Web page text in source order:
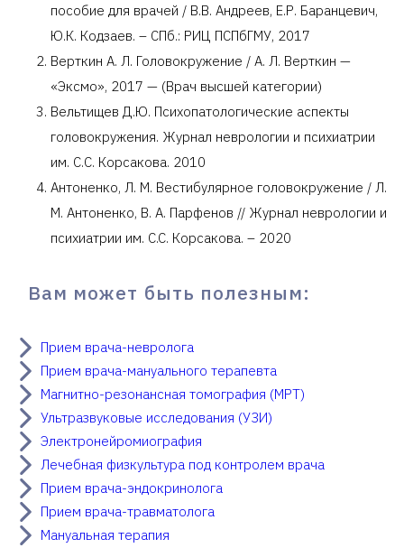
пособие для врачей / В.В. Андреев, Е.Р. Баранцевич,
Ю.К. Кодзаев. – СПб.: РИЦ ПСПбГМУ, 2017
Верткин А. Л. Головокружение / А. Л. Верткин —
«Эксмо», 2017 — (Врач высшей категории)
Вельтищев Д.Ю. Психопатологические аспекты
головокружения. Журнал неврологии и психиатрии
им. С.С. Корсакова. 2010
Антоненко, Л. М. Вестибулярное головокружение / Л.
М. Антоненко, В. А. Парфенов // Журнал неврологии и
психиатрии им. C.C. Корсакова. – 2020
Вам может быть полезным:
Прием врача-невролога
Прием врача-мануального терапевта
Магнитно-резонансная томография (МРТ)
Ультразвуковые исследования (УЗИ)
Электронейромиография
Лечебная физкультура под контролем врача
Прием врача-эндокринолога
Прием врача-травматолога
Мануальная терапия